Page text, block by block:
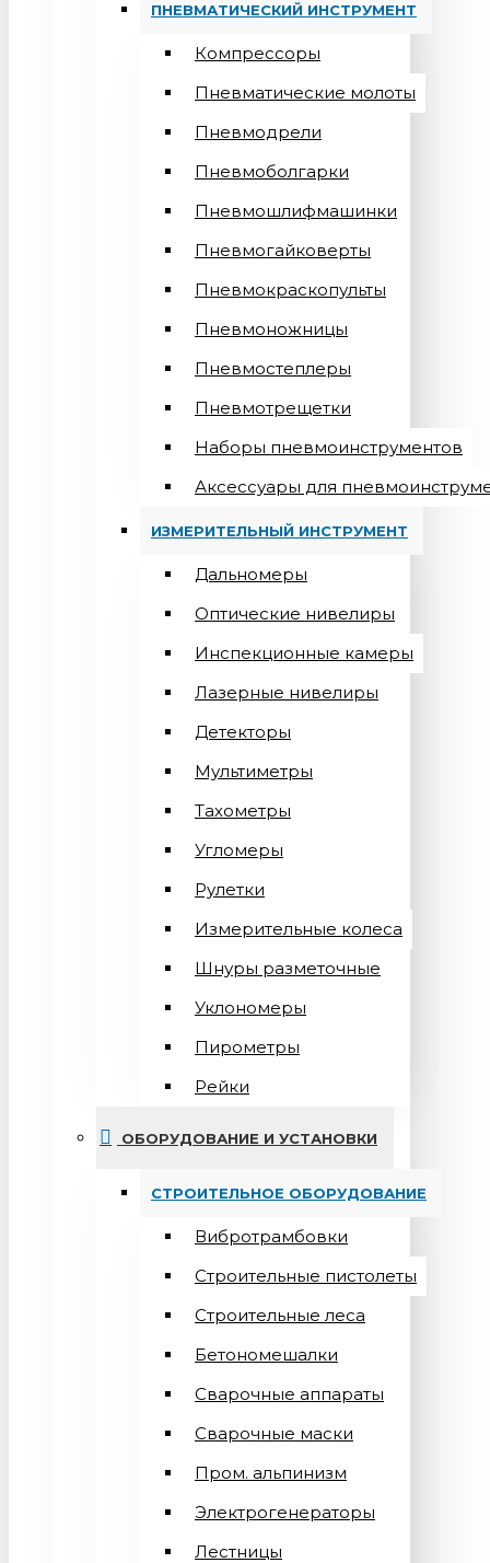
ПНЕВМАТИЧЕСКИЙ ИНСТРУМЕНТ
Компрессоры
Пневматические молоты
Пневмодрели
Пневмоболгарки
Пневмошлифмашинки
Пневмогайковерты
Пневмокраскопульты
Пневмоножницы
Пневмостеплеры
Пневмотрещетки
Наборы пневмоинструментов
Аксессуары для
ИЗМЕРИТЕЛЬНЫЙ ИНСТРУМЕНТ
Дальномеры
Оптические нивелиры
Инспекционные камеры
Лазерные нивелиры
Детекторы
Мультиметры
Тахометры
Угломеры
Рулетки
Измерительные колеса
Шнуры разметочные
Уклономеры
Пирометры
Рейки
ОБОРУДОВАНИЕ И УСТАНОВКИ
СТРОИТЕЛЬНОЕ ОБОРУДОВАНИЕ
Вибротрамбовки
Строительные пистолеты
Строительные леса
Бетономешалки
Сварочные аппараты
Cварочные маски
Пром. альпинизм
Электрогенераторы
Лестницы